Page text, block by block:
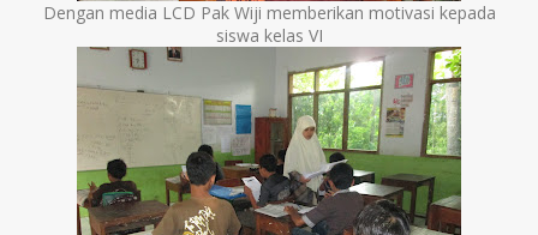
Dengan media LCD Pak Wiji memberikan motivasi kepada
siswa kelas VI